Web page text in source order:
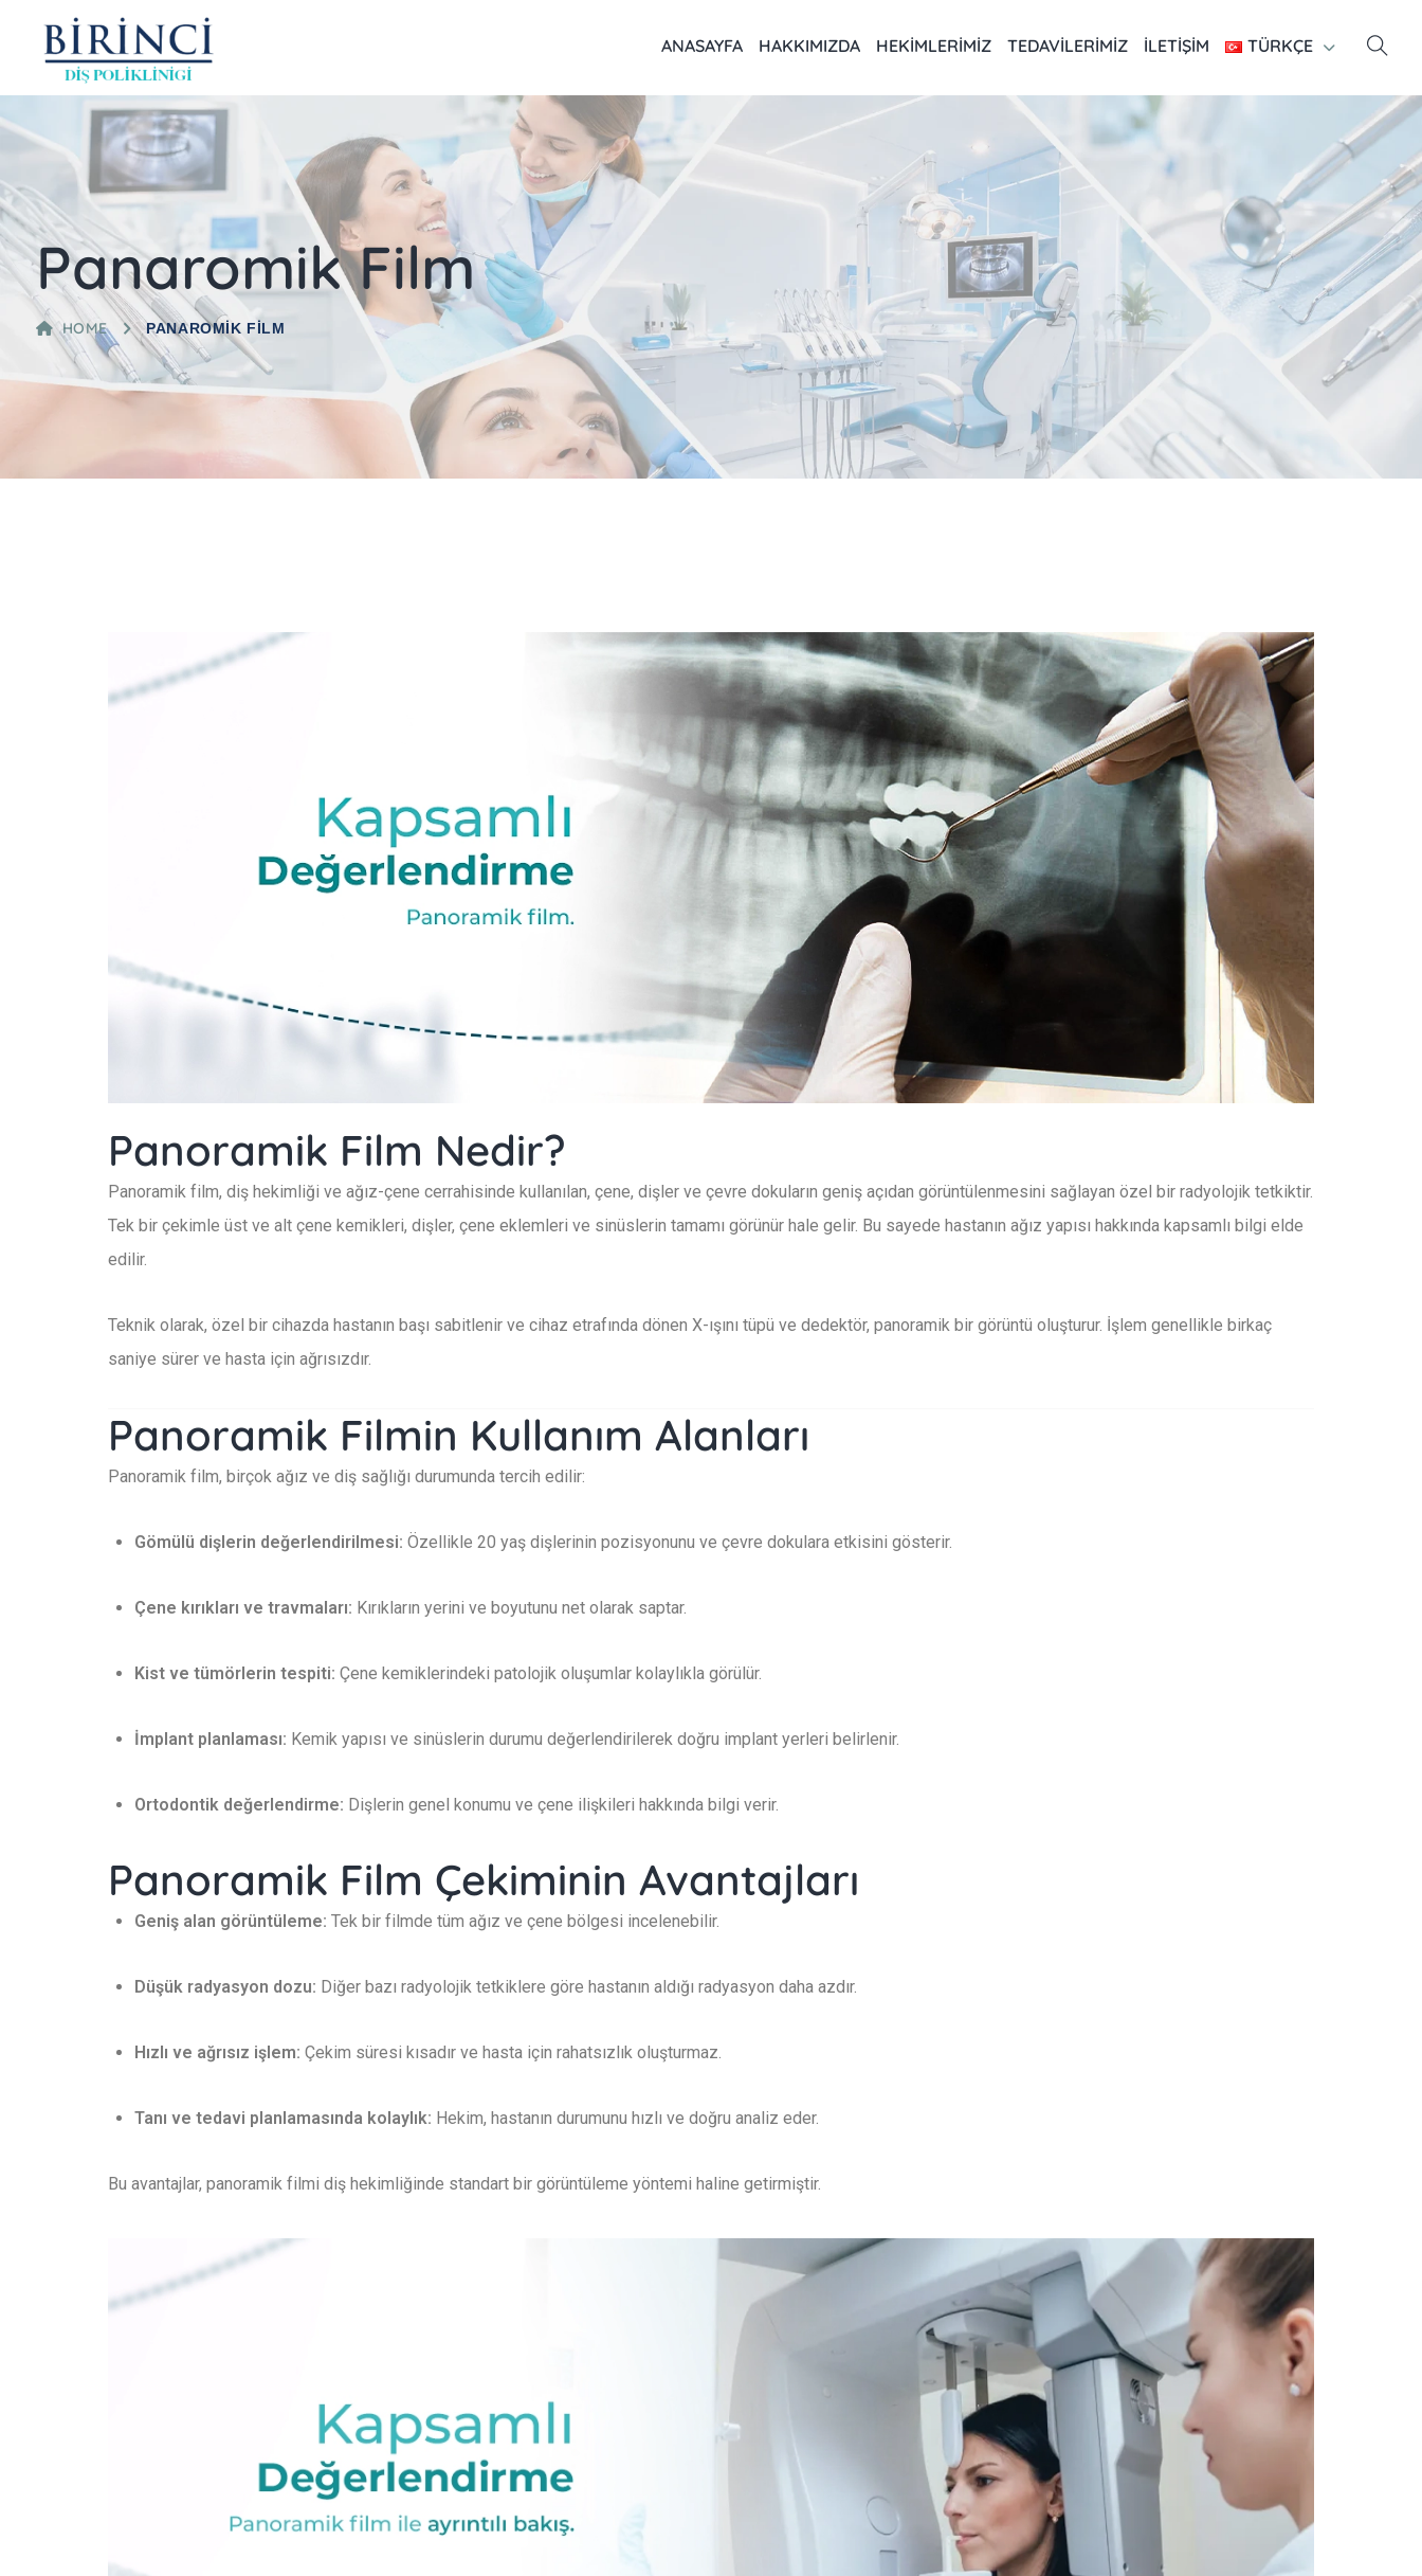
ANASAYFA HAKKIMIZDA HEKIMLERIMIZ TEDAVILERIMIZ İLETIŞIM TÜRKÇE
Panaromik Film
HOME PANAROMIK FILM
Panoramik Film Nedir?
Panoramik film, diş hekimliği ve ağız-çene cerrahisinde kullanılan, çene, dişler ve çevre dokuların geniş açıdan görüntülenmesini sağlayan özel bir radyolojik tetkiktir.
Tek bir çekimle üst ve alt çene kemikleri, dişler, çene eklemleri ve sinüslerin tamamı görünür hale gelir. Bu sayede hastanın ağız yapısı hakkında kapsamlı bilgi elde
edilir.
Teknik olarak, özel bir cihazda hastanın başı sabitlenir ve cihaz etrafında dönen X-ışını tüpü ve dedektör, panoramik bir görüntü oluşturur. İşlem genellikle birkaç
saniye sürer ve hasta için ağrısızdır.
Panoramik Filmin Kullanım Alanları
Panoramik film, birçok ağız ve diş sağlığı durumunda tercih edilir:
Gömülü dişlerin değerlendirilmesi: Özellikle 20 yaş dişlerinin pozisyonunu ve çevre dokulara etkisini gösterir.
Çene kırıkları ve travmaları: Kırıkların yerini ve boyutunu net olarak saptar.
Kist ve tümörlerin tespiti: Çene kemiklerindeki patolojik oluşumlar kolaylıkla görülür.
İmplant planlaması: Kemik yapısı ve sinüslerin durumu değerlendirilerek doğru implant yerleri belirlenir.
Ortodontik değerlendirme: Dişlerin genel konumu ve çene ilişkileri hakkında bilgi verir.
Panoramik Film Çekiminin Avantajları
Geniş alan görüntüleme: Tek bir filmde tüm ağız ve çene bölgesi incelenebilir.
Düşük radyasyon dozu: Diğer bazı radyolojik tetkiklere göre hastanın aldığı radyasyon daha azdır.
Hızlı ve ağrısız işlem: Çekim süresi kısadır ve hasta için rahatsızlık oluşturmaz.
Tanı ve tedavi planlamasında kolaylık: Hekim, hastanın durumunu hızlı ve doğru analiz eder.
Bu avantajlar, panoramik filmi diş hekimliğinde standart bir görüntüleme yöntemi haline getirmiştir.